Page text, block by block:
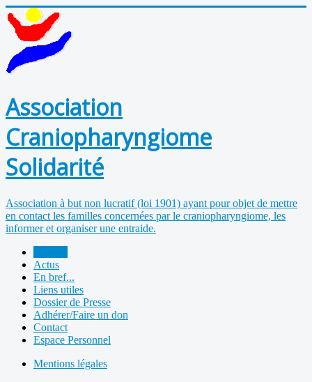
Association
Craniopharyngiome
Solidarité
Association à but non lucratif (loi 1901) ayant pour objet de mettre
en contact les familles concernées par le craniopharyngiome, les
informer et organiser une entraide.
Actus
En bref...
Liens utiles
Dossier de Presse
Adhérer/Faire un don
Contact
Espace Personnel
Mentions légales